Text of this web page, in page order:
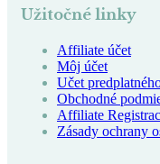
Užitočné linky
Affiliate účet
Môj účet
Učet
Obchodné
Affiliate
Zásady ochrany